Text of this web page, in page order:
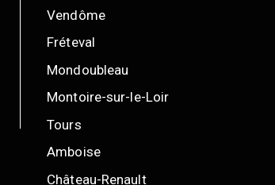
Vendôme
Fréteval
Mondoubleau
Montoire-sur-le-Loir
Tours
Amboise
Château-Renault